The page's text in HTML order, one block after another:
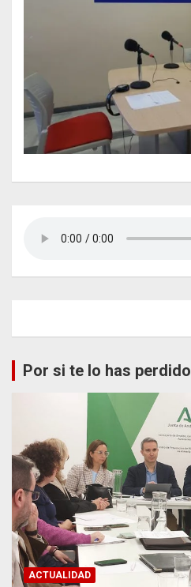
Por si te lo has perdido
ACTUALIDAD